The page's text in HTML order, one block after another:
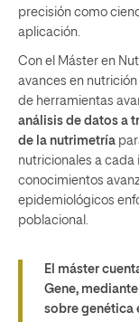
precisión como
aplicación.
Con el Máster en
avances en
de herramientas
análisis de datos a
de la nutrimetría
nutricionales a cada
conocimientos
epidemiológicos
poblacional.
El máster
Gene,
sobre genética